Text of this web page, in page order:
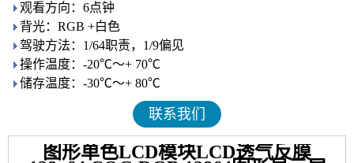
观看方向：6点钟
背光：RGB +白色
驾驶方法：1/64职责，1/9偏见
操作温度：-20℃〜+ 70℃
储存温度：-30℃〜+ 80℃
联系我们
图形单色LCD模块LCD透气反膜